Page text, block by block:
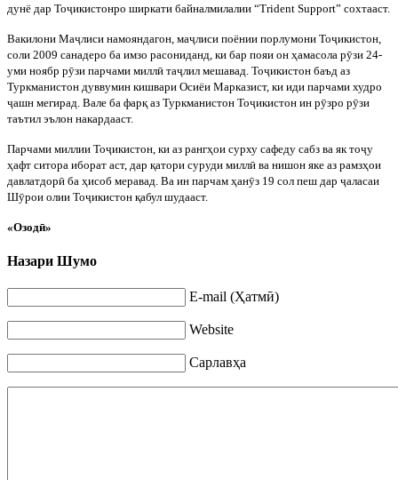
дунё дар Тоҷикистонро ширкати байналмилалии “Trident Support” сохтааст.
Вакилони Маҷлиси намояндагон, маҷлиси поёнии порлумони Тоҷикистон,
соли 2009 санадеро ба имзо расониданд, ки бар пояи он ҳамасола рӯзи 24-
уми ноябр рӯзи парчами миллӣ таҷлил мешавад. Тоҷикистон баъд аз
Туркманистон дуввумин кишвари Осиёи Марказист, ки иди парчами худро
ҷашн мегирад. Вале ба фарқ аз Туркманистон Тоҷикистон ин рӯзро рӯзи
таътил эълон накардааст.
Парчами миллии Тоҷикистон, ки аз рангҳои сурху сафеду сабз ва як тоҷу
ҳафт ситора иборат аст, дар қатори суруди миллӣ ва нишон яке аз рамзҳои
давлатдорӣ ба ҳисоб меравад. Ва ин парчам ҳанӯз 19 сол пеш дар ҷаласаи
Шӯрои олии Тоҷикистон қабул шудааст.
«Озодӣ»
Назари Шумо
E-mail (Ҳатмӣ)
Website
Сарлавҳа